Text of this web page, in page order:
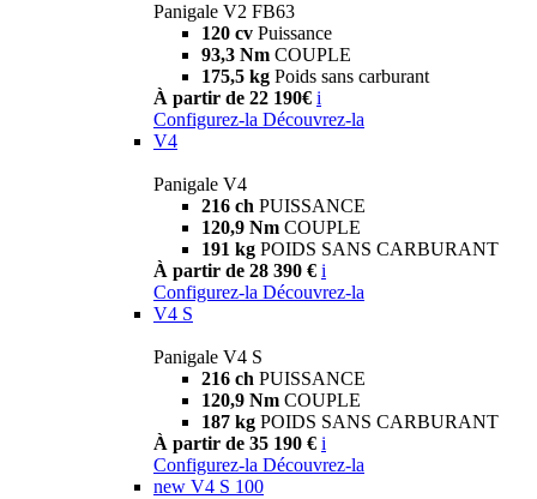
Panigale V2 FB63
120 cv Puissance
93,3 Nm COUPLE
175,5 kg Poids sans carburant
À partir de 22 190€ i
Configurez-la Découvrez-la
V4
Panigale V4
216 ch PUISSANCE
120,9 Nm COUPLE
191 kg POIDS SANS CARBURANT
À partir de 28 390 € i
Configurez-la Découvrez-la
V4 S
Panigale V4 S
216 ch PUISSANCE
120,9 Nm COUPLE
187 kg POIDS SANS CARBURANT
À partir de 35 190 € i
Configurez-la Découvrez-la
new V4 S 100